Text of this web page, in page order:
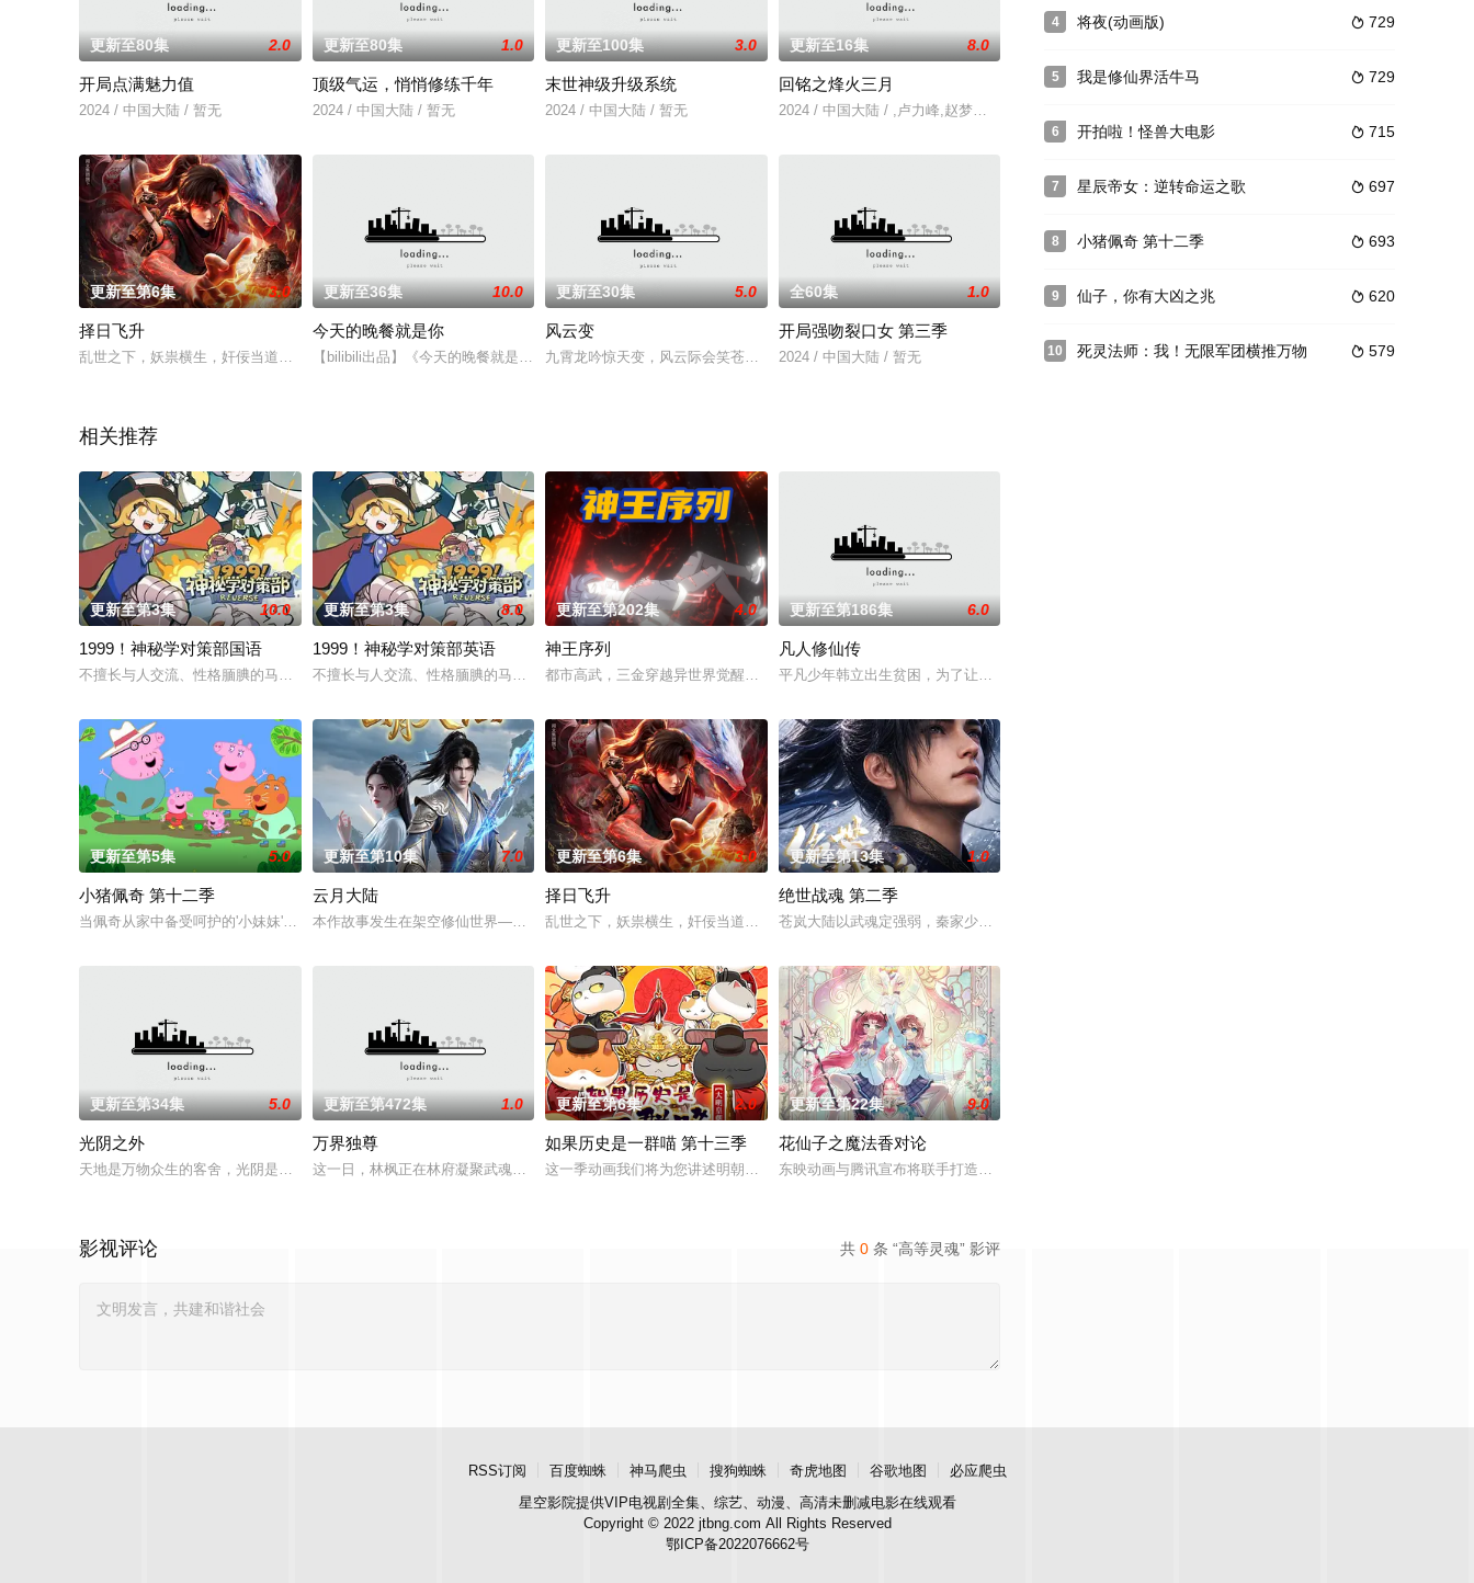
更新至80集 2.0
开局点满魅力值
2024 / 中国大陆 / 暂无
更新至80集 1.0
顶级气运，悄悄修练千年
2024 / 中国大陆 / 暂无
更新至100集 3.0
末世神级升级系统
2024 / 中国大陆 / 暂无
更新至16集 8.0
回铭之烽火三月
2024 / 中国大陆 / ,卢力峰,赵梦娇,蔡娜,常文涛,周晓栋
更新至第6集 3.0
择日飞升
乱世之下，妖祟横生，奸佞当道。又值幽界入侵，人、幽两界势力荼毒人间，捕蛇者许应因看不惯为幽界卖命的草头神欺压百姓，反抗犯下弑神之罪，又出手打死了不作为的朝廷官员，遭两界势力追杀，开
更新至36集 10.0
今天的晚餐就是你
【bilibili出品】《今天的晚餐就是你》预告发布！文可山海烤赢鱼，武能天地炖穷奇！出品：哔哩哔哩制作：什悦文化
更新至30集 5.0
风云变
九霄龙吟惊天变，风云际会笑苍穹！改编自马荣成经典IP《风云》，《风云变》将国风武侠与科幻未来精妙融合，给大家带来一场精彩的视听享受！
全60集 1.0
开局强吻裂口女 第三季
2024 / 中国大陆 / 暂无
相关推荐
更新至第3集 10.0
1999！神秘学对策部国语
不擅长与人交流、性格腼腆的马库斯在一场乌龙中意外成为了“神秘学事件对策部”的负责人。面对星锑、兔毛手袋等一众行事乖张、性格跳脱的怪咖同事，原本连大声说话都会紧张的马库斯，能否在危机
更新至第3集 8.0
1999！神秘学对策部英语
不擅长与人交流、性格腼腆的马库斯在一场乌龙中意外成为了“神秘学事件对策部”的负责人。面对星锑、兔毛手袋等一众行事乖张、性格跳脱的怪咖同事，原本连大声说话都会紧张的马
更新至第202集 4.0
神王序列
都市高武，三金穿越异世界觉醒最强序列003“鲜血君王”，不仅可以无视一切痛觉，还可以将血液变成任何武器，更夸张的是每次击杀妖魔，血液强
更新至第186集 6.0
凡人修仙传
平凡少年韩立出生贫困，为了让家人过上更好的生活，自愿前去七玄门参加入门考核，最终被墨大夫收入门下
更新至第5集 5.0
小猪佩奇 第十二季
当佩奇从家中备受呵护的'小妹妹'一跃成为肩负责任的'大姐姐'，而乔治从集万千宠爱于一身的'小弟弟'转变为需中间的孩子时，他们的世界发生了微妙而深刻的变化，他们的生活也迎来的新的变化
更新至第10集 7.0
云月大陆
本作故事发生在架空修仙世界——云月大陆。 大陆鼎盛时期由浣溪沙、赤霞峰、风吟山庄、无尘岛、轩辕门五大宗门共同守护，仙道昌盛。可轩辕门宗主岳无疾为实现野望，掀起了一
更新至第6集 3.0
择日飞升
乱世之下，妖祟横生，奸佞当道。又值幽界入侵，人、幽两界势力荼毒人间，捕蛇者许应因看不惯为幽界卖命的草头神欺压百姓，反抗犯下弑神之
更新至第13集 1.0
绝世战魂 第二季
苍岚大陆以武魂定强弱，秦家少主秦南本是废魂之身，受尽冷眼。机缘之下，他觉醒太古战神之魂，从此逆
更新至第34集 5.0
光阴之外
天地是万物众生的客舍，光阴是古往今来的过客。苍天残面张开诡异之眼，所视之处生灵涂炭，化为永恒的禁区。末世之中，因果随行，死地后生。
更新至第472集 1.0
万界独尊
这一日，林枫正在林府凝聚武魂，不想，他才刚将剑武魂修炼成雏形，未婚妻姬漫夭就趁机夺走了他的武魂，还导致其差点吐血身亡。与此同时，林枫的精神进入到了葬神之地，葬神之
更新至第6集 2.0
如果历史是一群喵 第十三季
这一季动画我们将为您讲述明朝前期的故事。 明朝从元末乱世中浴火而生的大一统王朝，可在建国初期就面临着重重危机。是谁将明朝推上了巅峰
更新至第22集 9.0
花仙子之魔法香对论
东映动画与腾讯宣布将联手打造『花仙子』全新动画 新作将继承经典、结合潮流、呈现崭新的花仙子世界
共 0 条 “高等灵魂” 影评
影视评论
4  729
将夜(动画版)
5  729
我是修仙界活牛马
6  715
开拍啦！怪兽大电影
7  697
星辰帝女：逆转命运之歌
8  693
小猪佩奇 第十二季
9  620
仙子，你有大凶之兆
10  579
死灵法师：我！无限军团横推万物
RSS订阅 百度蜘蛛 神马爬虫 搜狗蜘蛛 奇虎地图 谷歌地图
必应爬虫
星空影院提供VIP电视剧全集、综艺、动漫、高清未删减电影在线观看
Copyright © 2022 jtbng.com All Rights Reserved
鄂ICP备2022076662号